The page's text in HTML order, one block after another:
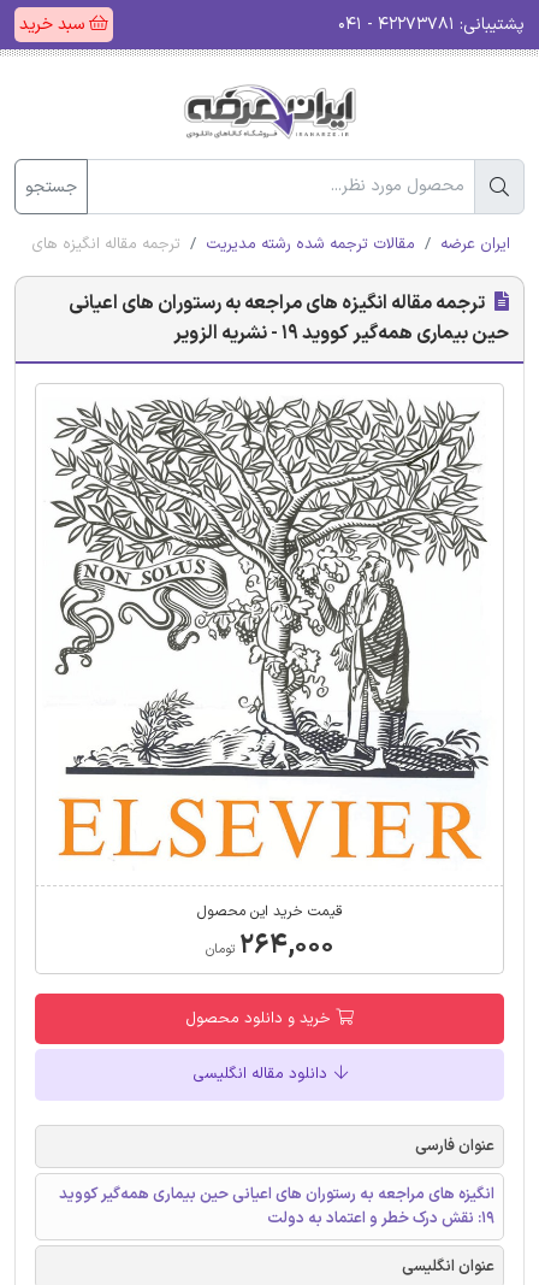
پشتیبانی: سبد خرید
جستجو
ایران عرضه مقالات ترجمه شده رشته مدیریت ترجمه مقاله انگیزه‌ های مراجعه
ترجمه مقاله انگیزه‌ های مراجعه به رستوران ‌های اعیانی
حین بیماری همه‌گیر کووید 19 - نشریه الزویر
قیمت خرید این محصول
۲۶۴,۰۰۰ تومان
خرید و دانلود محصول
دانلود مقاله انگلیسی
عنوان فارسی
انگیزه‌ های مراجعه به رستوران ‌های اعیانی حین بیماری همه‌گیر کووید
19: نقش درک خطر و اعتماد به دولت
عنوان انگلیسی